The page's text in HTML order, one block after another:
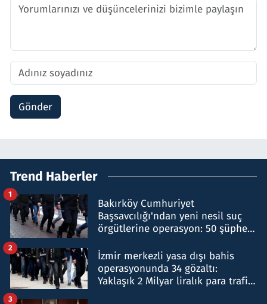
Gönder
Trend Haberler
Bakırköy Cumhuriyet
Başsavcılığı'ndan yeni nesil suç
örgütlerine operasyon: 50 şüpheli
1
İzmir merkezli yasa dışı bahis
operasyonunda 34 gözaltı:
Yaklaşık 2 Milyar liralık para trafiği
2
3